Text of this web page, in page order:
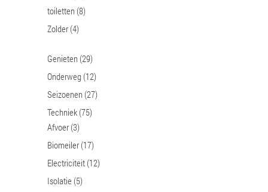
toiletten (8)
Zolder (4)
Genieten (29)
Onderweg (12)
Seizoenen (27)
Techniek (75)
Afvoer (3)
Biomeiler (17)
Electriciteit (12)
Isolatie (5)